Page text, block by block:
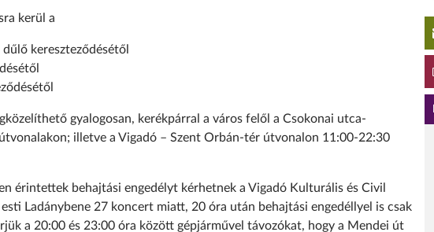
kerül a
kereszteződésétől
gyalogosan, kerékpárral a város felől a Csokonai utca-
illetve a Vigadó – Szent Orbán-tér útvonalon 11:00-22:30
érintettek behajtási engedélyt kérhetnek a Vigadó Kulturális és Civil
Ladánybene 27 koncert miatt, 20 óra után behajtási engedéllyel is csak
a 20:00 és 23:00 óra között gépjárművel távozókat, hogy a Mendei út